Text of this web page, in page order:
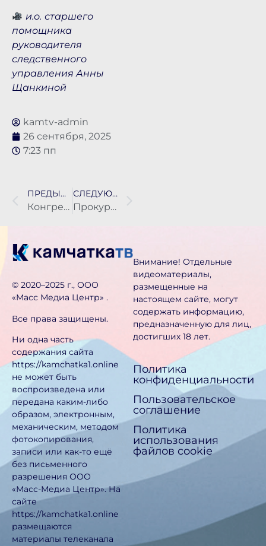
и.о. старшего
помощника
руководителя
следственного
управления Анны
Щанкиной
kamtv-admin
26 сентября, 2025
7:23 пп
ПРЕДЫДУЩАЯ НОВОСТЬ
Конгресс молодых ученых собрал на Камчатке более 100 участников
СЛЕДУЮЩАЯ НОВОСТЬ
Прокуратура краевого центра проводит «горячую линию» в связи с началом отопительного сезона
©️ 2020–2025 г., ООО
«Масс Медиа Центр» .
Все права защищены.
Ни одна часть
содержания сайта
https://kamchatka1.online
не может быть
воспроизведена или
передана каким-либо
образом, электронным,
механическим, методом
фотокопирования,
записи или как-то ещё
без письменного
разрешения ООО
«Масс-Медиа Центр». На
сайте
https://kamchatka1.online
размещаются
материалы телеканала
Внимание! Отдельные
видеоматериалы,
размещенные на
настоящем сайте, могут
содержать информацию,
предназначен­ную для лиц,
достигших 18 лет.
Политика
конфиденциальности
Пользовательское
соглашение
Политика
использования
файлов cookie